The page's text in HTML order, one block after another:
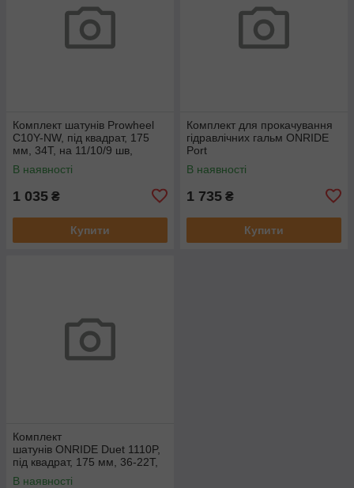
Комплект шатунів Prowheel
C10Y-NW, під квадрат, 175
мм, 34T, на 11/10/9 шв,
чорний
В наявності
1 035 ₴
Купити
Комплект для прокачування
гідравлічних гальм ONRIDE
Port
В наявності
1 735 ₴
Купити
Комплект
шатунів ONRIDE Duet 1110P,
під квадрат, 175 мм, 36-22T,
на 11/10/9 шв., чорний
В наявності